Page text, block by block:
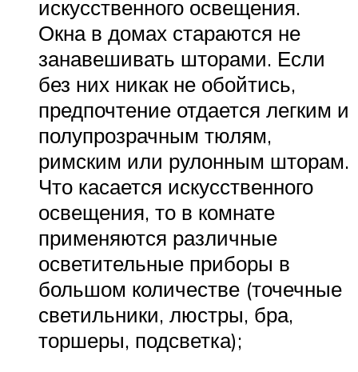
искусственного освещения.
Окна в домах стараются не
занавешивать шторами. Если
без них никак не обойтись,
предпочтение отдается легким и
полупрозрачным тюлям,
римским или рулонным шторам.
Что касается искусственного
освещения, то в комнате
применяются различные
осветительные приборы в
большом количестве (точечные
светильники, люстры, бра,
торшеры, подсветка);